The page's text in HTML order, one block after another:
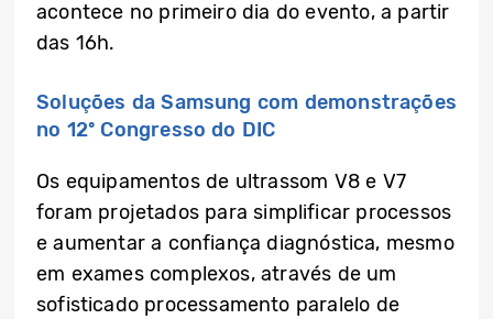
acontece no primeiro dia do evento, a partir
das 16h.
Soluções da Samsung com demonstrações
no 12º Congresso do DIC
Os equipamentos de ultrassom V8 e V7
foram projetados para simplificar processos
e aumentar a confiança diagnóstica, mesmo
em exames complexos, através de um
sofisticado processamento paralelo de